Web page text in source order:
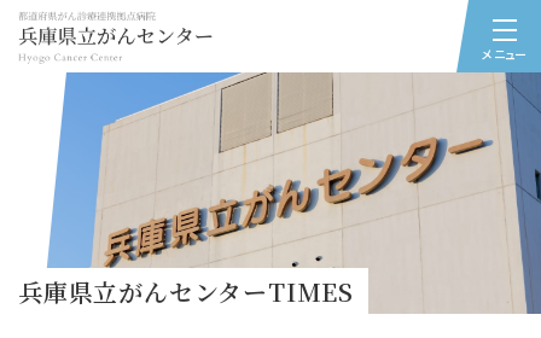
メニュー
兵庫県立がんセンターTIMES